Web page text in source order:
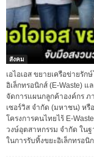
สังคม
เอไอเอส ขยายเครือข่ายรั
อิเล็กทรอนิกส์ (E-Waste)
จัดการแผนกลูกค้าองค์กร
เซอร์วิส จำกัด (มหาชน) หรื
โครงการคนไทยไร้ E-
วงษ์อุตสาหกรรม จำกัด ใน
ในการรับทิ้งขยะอิเล็กทรอนิ